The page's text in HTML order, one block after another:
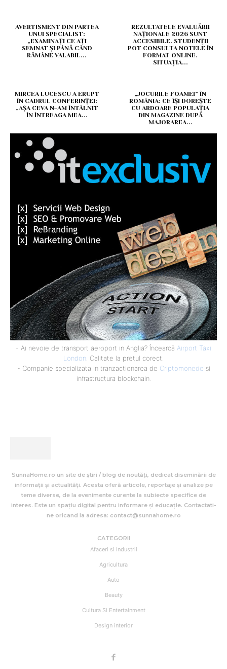
AVERTISMENT DIN PARTEA
UNUI SPECIALIST:
„EXAMINAȚI CE AȚI
SEMNAT ȘI PÂNĂ CÂND
RĂMÂNE VALABIL...
REZULTATELE EVALUĂRII
NAȚIONALE 2026 SUNT
ACCESIBILE. STUDENȚII
POT CONSULTA NOTELE ÎN
FORMAT ONLINE.
SITUAȚIA...
MIRCEA LUCESCU A ERUPT
ÎN CADRUL CONFERINȚEI:
„AȘA CEVA N-AM ÎNTÂLNIT
ÎN ÎNTREAGA MEA...
„JOCURILE FOAMEI” ÎN
ROMÂNIA: CE ÎȘI DOREȘTE
CU ARDOARE POPULAȚIA
DIN MAGAZINE DUPĂ
MAJORAREA...
- Ai nevoie de transport aeroport in Anglia? Încearcă Airport Taxi
London. Calitate la prețul corect.
- Companie specializata in tranzactionarea de Criptomonede si
infrastructura blockchain.
SunnaHome.ro un site de știri / blog de noutăți, dedicat diseminării de
informații și actualități. Acesta oferă articole, reportaje și analize pe
teme diverse, de la evenimente curente la subiecte specifice de
interes. Este un spațiu digital pentru informare și educație. Contactati-
ne oricand la adresa: contact@sunnahome.ro
CATEGORII
Afaceri si Industrii
Agricultura
Auto
Beauty
Cultura Si Entertainment
Design interior